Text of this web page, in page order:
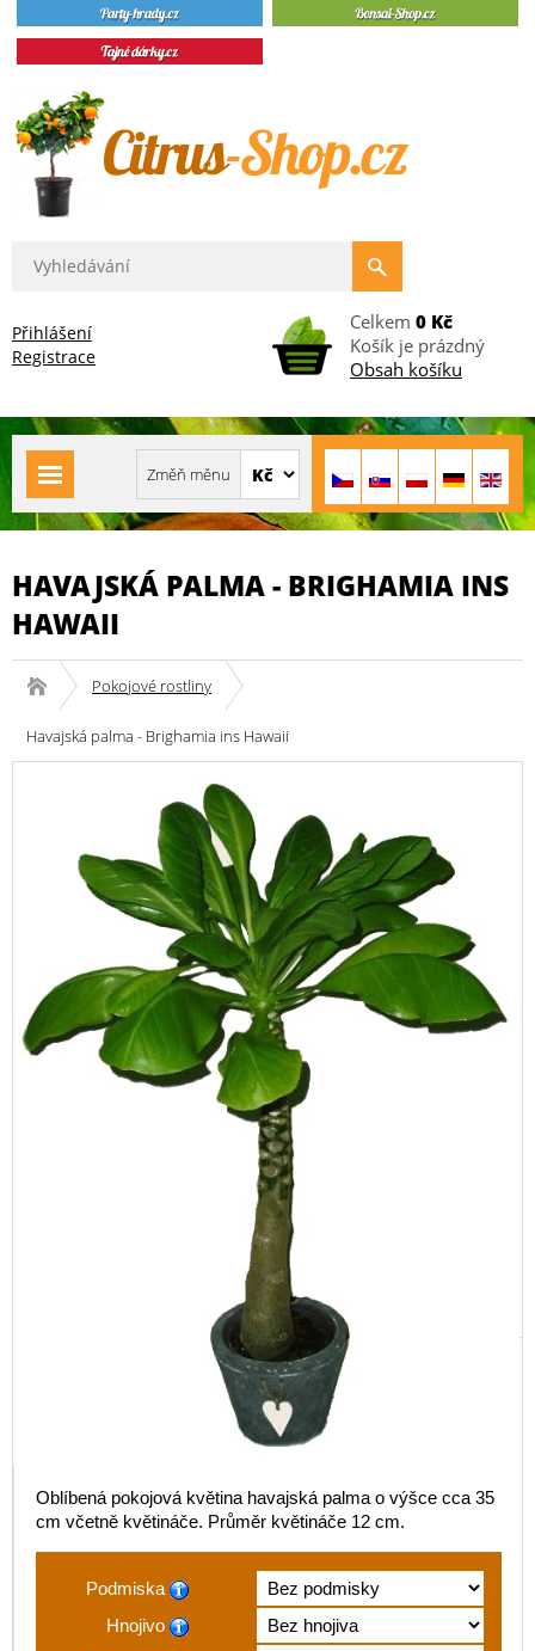
Přihlášení
Registrace
Celkem 0 Kč
Košík je prázdný
Obsah košíku
HAVAJSKÁ PALMA - BRIGHAMIA INS
HAWAII
Pokojové rostliny
Havajská palma - Brighamia ins Hawaii
Oblíbená pokojová květina havajská palma o výšce cca 35
cm včetně květináče. Průměr květináče 12 cm.
Podmiska
Hnojivo